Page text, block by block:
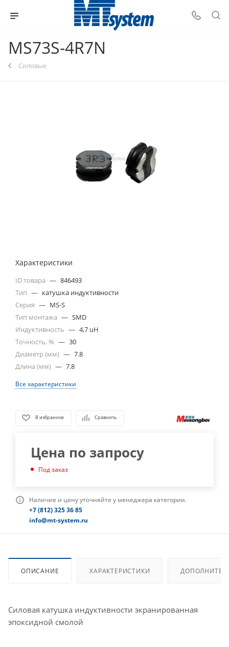
MS73S-4R7N
Силовые
Характеристики
ID товара — 846493
Тип — катушка индуктивности
Серия — MS-S
Тип монтажа — SMD
Индуктивность — 4,7 uH
Точность, % — 30
Диаметр (мм) — 7.8
Длина (мм) — 7.8
Все характеристики
В избранное Сравнить
Цена по запросу
Под заказ
Наличие и цену уточняйте у менеджера категории.
+7 (812) 325 36 85
info@mt-system.ru
ОПИСАНИЕ ХАРАКТЕРИСТИКИ
Силовая катушка индуктивности экранированная
эпоксидной смолой